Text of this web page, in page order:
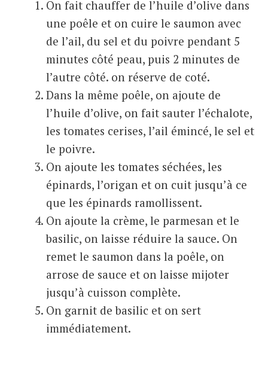
On fait chauffer de l’huile d’olive dans
une poêle et on cuire le saumon avec
de l’ail, du sel et du poivre pendant 5
minutes côté peau, puis 2 minutes de
l’autre côté. on réserve de coté.
Dans la même poêle, on ajoute de
l’huile d’olive, on fait sauter l’échalote,
les tomates cerises, l’ail émincé, le sel et
le poivre.
On ajoute les tomates séchées, les
épinards, l’origan et on cuit jusqu’à ce
que les épinards ramollissent.
On ajoute la crème, le parmesan et le
basilic, on laisse réduire la sauce. On
remet le saumon dans la poêle, on
arrose de sauce et on laisse mijoter
jusqu’à cuisson complète.
On garnit de basilic et on sert
immédiatement.